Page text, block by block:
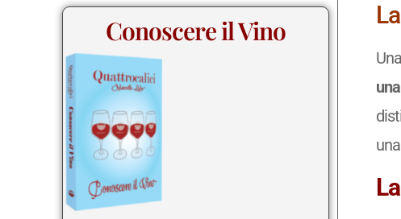
Conoscere il Vino
una
una